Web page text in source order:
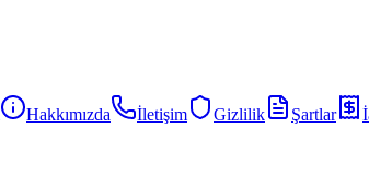
Hakkımızda İletişim Gizlilik Şartlar